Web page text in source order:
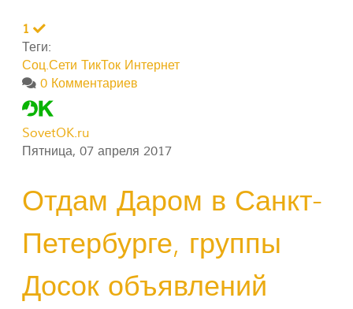
1
Теги:
Соц.Сети ТикТок Интернет
0 Комментариев
SovetOK.ru
Пятница, 07 апреля 2017
Отдам Даром в Санкт-
Петербурге, группы
Досок объявлений